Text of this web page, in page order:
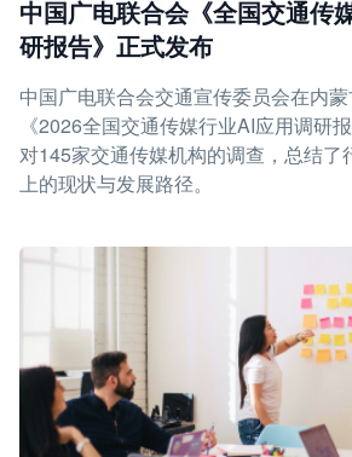
中国广电联合会《全国交通传
研报告》正式发布
中国广电联合会交通宣传委员会在内
《2026全国交通传媒行业AI应用调研
对145家交通传媒机构的调查，总结了
上的现状与发展路径。